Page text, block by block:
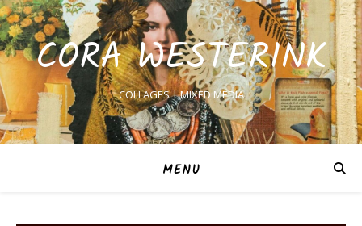
CORA WESTERINK
COLLAGES | MIXED MEDIA
MENU